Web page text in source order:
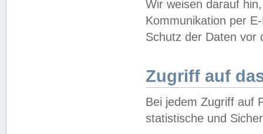
Wir weisen darauf
Kommunikation per
Schutz der Daten vor
Zugriff auf
Bei jedem Zugriff auf
statistische und